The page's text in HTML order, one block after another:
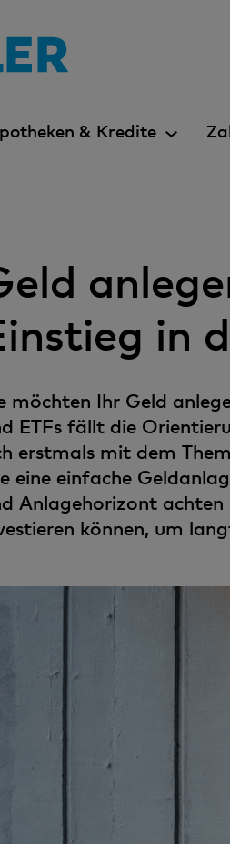
& Kredite
in
möchten Ihr Geld
ETFs fällt die
erstmals mit dem
eine einfache
Anlagehorizont achten
können, um